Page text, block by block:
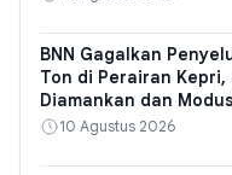
BNN Gagalkan
Ton di Perairan Kepri,
Diamankan dan
Terungkap
10 Agustus 2026